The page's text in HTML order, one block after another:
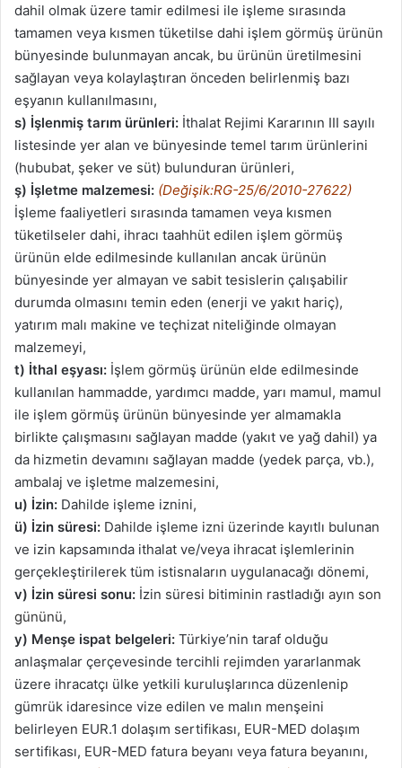
dahil olmak üzere tamir edilmesi ile işleme sırasında
tamamen veya kısmen tüketilse dahi işlem görmüş ürünün
bünyesinde bulunmayan ancak, bu ürünün üretilmesini
sağlayan veya kolaylaştıran önceden belirlenmiş bazı
eşyanın kullanılmasını,
s) İşlenmiş tarım ürünleri: İthalat Rejimi Kararının III sayılı
listesinde yer alan ve bünyesinde temel tarım ürünlerini
(hububat, şeker ve süt) bulunduran ürünleri,
ş) İşletme malzemesi: (Değişik:RG-25/6/2010-27622)
İşleme faaliyetleri sırasında tamamen veya kısmen
tüketilseler dahi, ihracı taahhüt edilen işlem görmüş
ürünün elde edilmesinde kullanılan ancak ürünün
bünyesinde yer almayan ve sabit tesislerin çalışabilir
durumda olmasını temin eden (enerji ve yakıt hariç),
yatırım malı makine ve teçhizat niteliğinde olmayan
malzemeyi,
t) İthal eşyası: İşlem görmüş ürünün elde edilmesinde
kullanılan hammadde, yardımcı madde, yarı mamul, mamul
ile işlem görmüş ürünün bünyesinde yer almamakla
birlikte çalışmasını sağlayan madde (yakıt ve yağ dahil) ya
da hizmetin devamını sağlayan madde (yedek parça, vb.),
ambalaj ve işletme malzemesini,
u) İzin: Dahilde işleme iznini,
ü) İzin süresi: Dahilde işleme izni üzerinde kayıtlı bulunan
ve izin kapsamında ithalat ve/veya ihracat işlemlerinin
gerçekleştirilerek tüm istisnaların uygulanacağı dönemi,
v) İzin süresi sonu: İzin süresi bitiminin rastladığı ayın son
gününü,
y) Menşe ispat belgeleri: Türkiye’nin taraf olduğu
anlaşmalar çerçevesinde tercihli rejimden yararlanmak
üzere ihracatçı ülke yetkili kuruluşlarınca düzenlenip
gümrük idaresince vize edilen ve malın menşeini
belirleyen EUR.1 dolaşım sertifikası, EUR-MED dolaşım
sertifikası, EUR-MED fatura beyanı veya fatura beyanını,